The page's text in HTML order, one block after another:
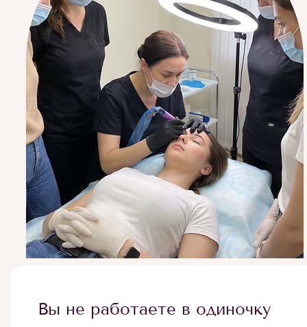
Вы не работаете в одиночку